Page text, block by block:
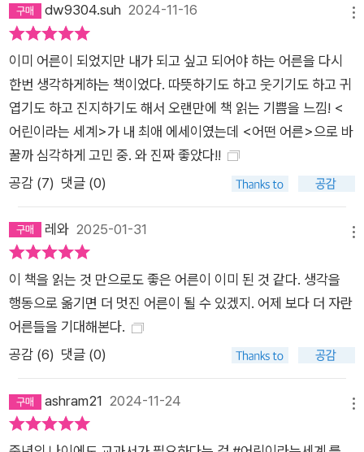
여정을 담은 이 책은 인생에 대한 진솔한 탐구라고 보아도 좋을
것이다. 어른이 어린이를 보듯이 어린이도 어른을 본다 어른이 사
는 모습을 보면서 산다는 게 어떤 건지 배운다 어린이를 위하는
방식으로 가장 흔히 볼 수 있는 것은 어린이만을 위한 공간, 어린
이만 누릴 수 있는 혜택을 따로 만드는 것이다. ‘어린이 박물관’이
나 ‘키즈 카페’를 만들고, 교육 프로그램을 체험이나 놀이의 방식
으로 진행하는 것을 예로 들 수 있다. 이런 방식의 유익함과 편리
함이 분명히 있지만, 김소영 작가는 어린이와 어른이 수시로 서로
시민임을 경험해야 한다는 것을 거듭 강조한다. 어린이는 어른을
보며 세상을 살아가는 법을 배우고, 어른은 어린이를 보며 다음
세대의 새로운 감각이나 달라진 가치관을 익힐 수 있기 때문이다.
‘어린이를 위한 전시’도 좋지만, 어린이도 이해할 수 있는 설명이
따르는 ‘모두를 위한 전시’가 나는 더 좋다. 그런 공간에서 어린이
하고 전시하는 어른들, 주의 깊게 유물을 감상하고 탐구하는 어른
을 것이다. 나는 박물관이 좋다. 박물관의 전시물들은 공공의 유
산이다. 나한테 그걸 볼 권리가 있다는 점이 좋다. 박물관에서 어
dw9304.suh 2024-11-16
이미 어른이 되었지만 내가 되고 싶고 되어야 하는 어른을 다시
한번 생각하게하는 책이었다. 따뜻하기도 하고 웃기기도 하고 귀
엽기도 하고 진지하기도 해서 오랜만에 책 읽는 기쁨을 느낌! <
어린이라는 세계>가 내 최애 에세이였는데 <어떤 어른>으로 바
꿀까 심각하게 고민 중. 와 진짜 좋았다!!
공감 (7) 댓글 (0)
레와 2025-01-31
이 책을 읽는 것 만으로도 좋은 어른이 이미 된 것 같다. 생각을
행동으로 옮기면 더 멋진 어른이 될 수 있겠지. 어제 보다 더 자란
어른들을 기대해본다.
공감 (6) 댓글 (0)
ashram21 2024-11-24